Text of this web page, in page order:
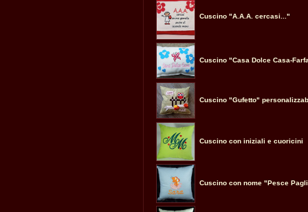
Cuscino "A.A.A. cercasi..."
Cuscino "Casa Dolce Casa-
Cuscino "Gufetto"
Cuscino con iniziali e cuoricini
Cuscino con nome "Pesce